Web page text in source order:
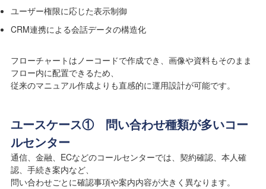
ユーザー権限に応じた表示制御
CRM連携による会話データの構造化
フローチャートはノーコードで作成でき、画像や資料もそのまま
フロー内に配置できるため、
従来のマニュアル作成よりも直感的に運用設計が可能です。
ユースケース① 問い合わせ種類が多いコー
ルセンター
通信、金融、ECなどのコールセンターでは、契約確認、本人確
認、手続き案内など、
問い合わせごとに確認事項や案内内容が大きく異なります。